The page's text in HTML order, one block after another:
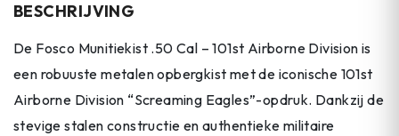
BESCHRIJVING
De Fosco Munitiekist .50 Cal – 101st Airborne Division is
een robuuste metalen opbergkist met de iconische 101st
Airborne Division “Screaming Eagles”-opdruk. Dankzij de
stevige stalen constructie en authentieke militaire